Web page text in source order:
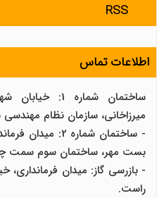
RSS
اطلاعات تماس
ساختمان
میرزاخانی، سازمان نظام
- ساختمان شماره
بست مهر، ساختمان سوم سمت
- بازرسی گاز: میدان
راست.